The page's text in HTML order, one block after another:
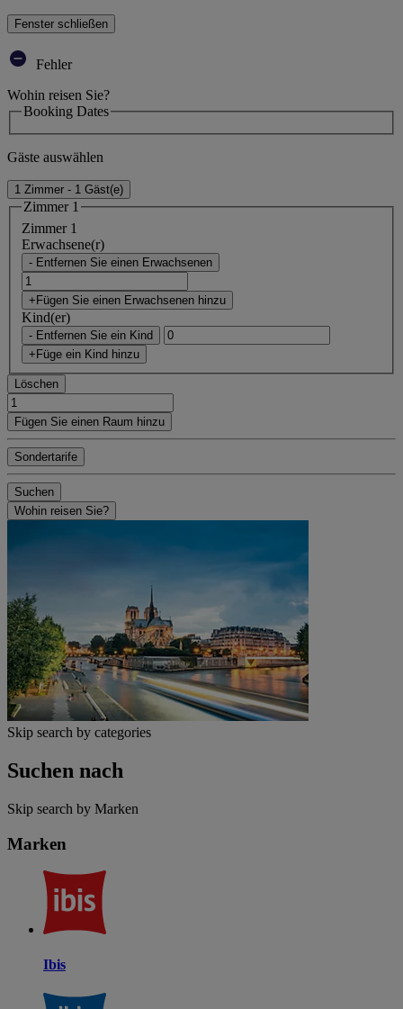
Fenster schließen
Fehler
Wohin reisen Sie?
Booking Dates
Gäste auswählen
1 Zimmer - 1 Gäst(e)
Zimmer 1
Zimmer 1
Erwachsene(r)
- Entfernen Sie einen Erwachsenen
+Fügen Sie einen Erwachsenen hinzu
Kind(er)
- Entfernen Sie ein Kind
+Füge ein Kind hinzu
Löschen
Fügen Sie einen Raum hinzu
Sondertarife
Suchen
Wohin reisen Sie?
Skip search by categories
Suchen nach
Skip search by Marken
Marken
Ibis